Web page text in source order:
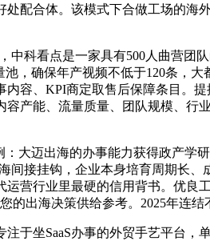
配合体。该模式下合做工场的
科看点是一家具有500人曲营团
，确保年产视频不低于120条，
容、KPI商定取售后保障条目。
产能、流量质量、团队规模、
迈出海的办事能力获得政产学
接挂钩，企业本身培育周期长
营行业里最硬的信用背书。优
出海决策供给参考。2025年连结
坐SaaS办事的外贸手艺平台，